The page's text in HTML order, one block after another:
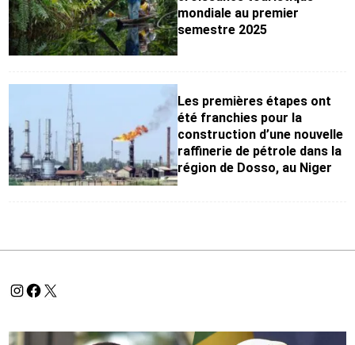
mondiale au premier
semestre 2025
Les premières étapes ont
été franchies pour la
construction d’une nouvelle
raffinerie de pétrole dans la
région de Dosso, au Niger